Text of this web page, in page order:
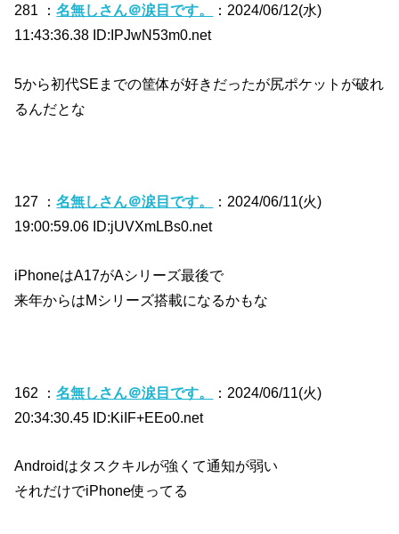
281 ：名無しさん＠涙目です。
：2024/06/12(水)
11:43:36.38 ID:IPJwN53m0.net
5から初代SEまでの筐体が好きだったが尻ポケットが破れ
るんだとな
127 ：名無しさん＠涙目です。
：2024/06/11(火)
19:00:59.06 ID:jUVXmLBs0.net
iPhoneはA17がAシリーズ最後で
来年からはMシリーズ搭載になるかもな
162 ：名無しさん＠涙目です。
：2024/06/11(火)
20:34:30.45 ID:KiIF+EEo0.net
Androidはタスクキルが強くて通知が弱い
それだけでiPhone使ってる